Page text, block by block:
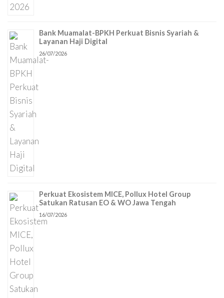
Bank Muamalat-BPKH Perkuat Bisnis Syariah &
Layanan Haji Digital
26/07/2026
Perkuat Ekosistem MICE, Pollux Hotel Group
Satukan Ratusan EO & WO Jawa Tengah
16/07/2026